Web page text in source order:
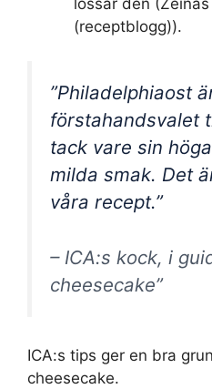
(receptblogg)).
”Philadelphiaost
förstahandsvalet
tack vare sin
milda smak. Det
våra recept.”
– ICA:s kock, i
cheesecake”
ICA:s tips ger en bra
cheesecake.